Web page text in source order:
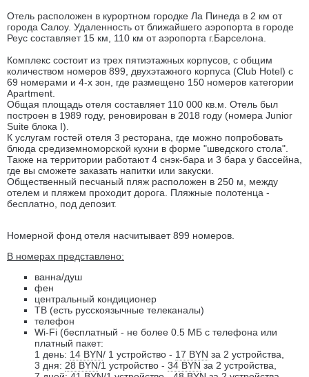
Отель расположен в курортном городке Ла Пинеда в 2 км от
города Салоу. Удаленность от ближайшего аэропорта в городе
Реус составляет 15 км, 110 км от аэропорта г.Барселона.
Комплекс состоит из трех пятиэтажных корпусов, с общим
количеством номеров 899, двухэтажного корпуса (Club Hotel) с
69 номерами и 4-х зон, где размещено 150 номеров категории
Apartment.
Общая площадь отеля составляет 110 000 кв.м. Отель был
построен в 1989 году, реновирован в 2018 году (номера Junior
Suite блока I).
К услугам гостей отеля 3 ресторана, где можно попробовать
блюда средиземноморской кухни в форме "шведского стола".
Также на территории работают 4 снэк-бара и 3 бара у бассейна,
где вы сможете заказать напитки или закуски.
Общественный песчаный пляж расположен в 250 м, между
отелем и пляжем проходит дорога. Пляжные полотенца -
бесплатно, под депозит.
Номерной фонд отеля насчитывает 899 номеров.
В номерах представлено:
ванна/душ
фен
центральный кондиционер
ТВ (есть русскоязычные телеканалы)
телефон
Wi-Fi (бесплатный - не более 0.5 МБ с телефона или
платный пакет:
1 день: 14 BYN/ 1 устройство - 17 BYN за 2 устройства,
3 дня: 28 BYN/1 устройство - 34 BYN за 2 устройства,